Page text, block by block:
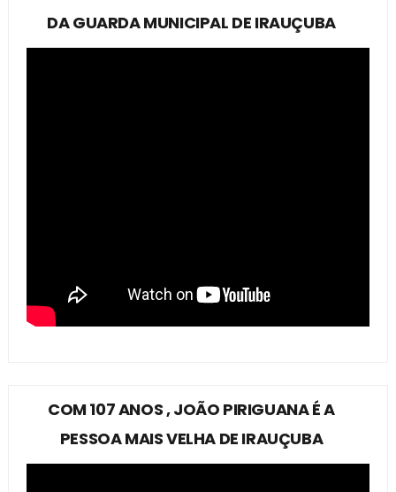
DA GUARDA MUNICIPAL DE IRAUÇUBA
COM 107 ANOS , JOÃO PIRIGUANA É A
PESSOA MAIS VELHA DE IRAUÇUBA